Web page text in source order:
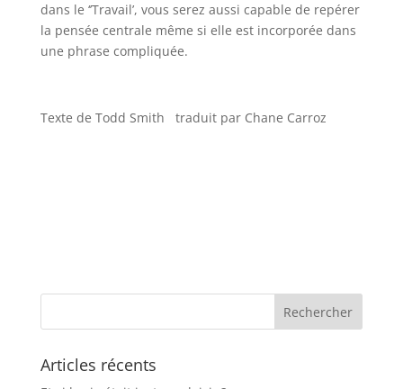
dans le ‘’Travail’, vous serez aussi capable de repérer
la pensée centrale même si elle est incorporée dans
une phrase compliquée.
Texte de Todd Smith traduit par Chane Carroz
Articles récents